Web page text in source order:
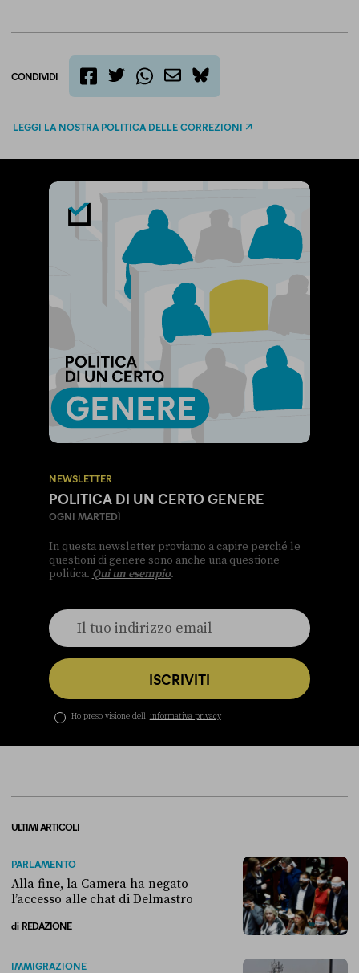
CONDIVIDI
LEGGI LA NOSTRA POLITICA DELLE CORREZIONI
NEWSLETTER
POLITICA DI UN CERTO GENERE
OGNI MARTEDÌ
In questa newsletter proviamo a capire perché le
questioni di genere sono anche una questione
politica. Qui un esempio.
ISCRIVITI
Ho preso visione dell’ informativa privacy
ULTIMI ARTICOLI
PARLAMENTO
Alla fine, la Camera ha negato
l’accesso alle chat di Delmastro
di REDAZIONE
IMMIGRAZIONE